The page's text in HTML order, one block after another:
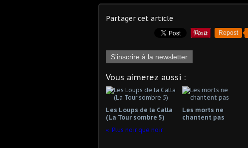
Partager cet article
Repost
S'inscrire à la newsletter
Vous aimerez aussi :
Les Loups de la Calla
(La Tour sombre 5)
Les morts ne
chantent pas
Plus noir que noir